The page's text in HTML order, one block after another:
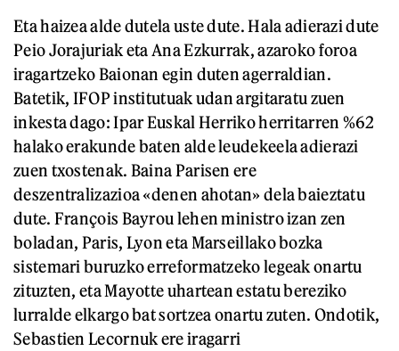
Eta haizea alde dutela uste dute. Hala adierazi dute
Peio Jorajuriak eta Ana Ezkurrak, azaroko foroa
iragartzeko Baionan egin duten agerraldian.
Batetik, IFOP institutuak udan argitaratu zuen
inkesta dago: Ipar Euskal Herriko herritarren %62
halako erakunde baten alde leudekeela adierazi
zuen txostenak. Baina Parisen ere
deszentralizazioa «denen ahotan» dela baieztatu
dute. François Bayrou lehen ministro izan zen
boladan, Paris, Lyon eta Marseillako bozka
sistemari buruzko erreformatzeko legeak onartu
zituzten, eta Mayotte uhartean estatu bereziko
lurralde elkargo bat sortzea onartu zuten. Ondotik,
Sebastien Lecornuk ere iragarri